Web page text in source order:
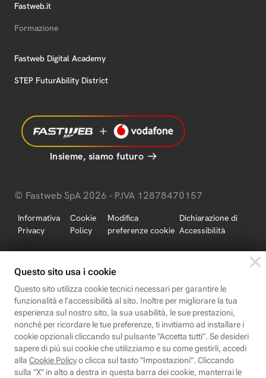
Fastweb.it
Formazione
Fastweb Digital Academy
STEP FuturAbility District
Insieme, siamo futuro
© Fastweb SpA 2026 - P.IVA 12878470157
Informativa
Privacy
Cookie
Policy
Modifica
preferenze cookie
Dichiarazione di
Accessibilità